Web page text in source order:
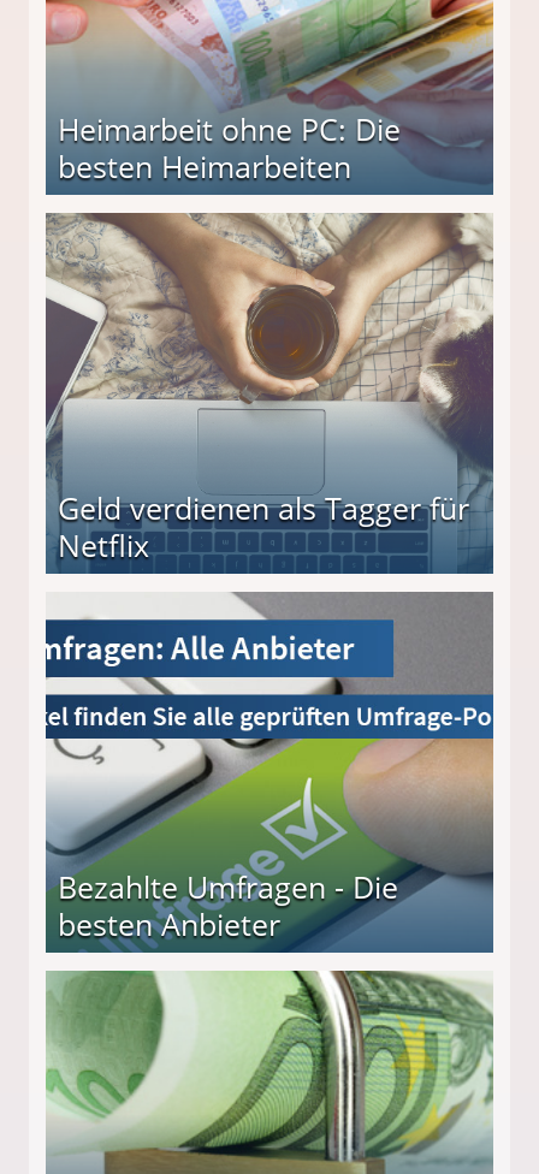
Heimarbeit ohne PC: Die
besten Heimarbeiten
Geld verdienen als Tagger für
Netflix
Bezahlte Umfragen - Die
besten Anbieter